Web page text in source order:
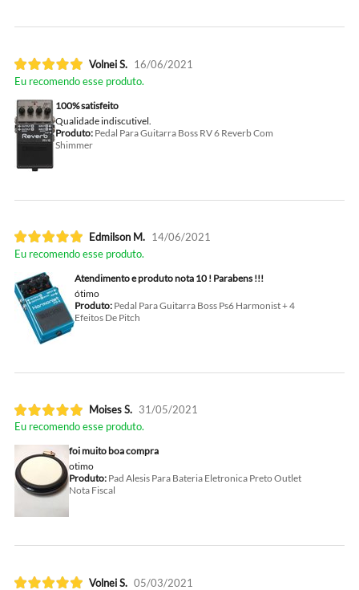
Volnei S. 16/06/2021
Eu recomendo esse produto.
100% satisfeito
Qualidade indiscutivel.
Produto:Pedal Para Guitarra Boss RV 6 Reverb Com
Shimmer
Edmilson M. 14/06/2021
Eu recomendo esse produto.
Atendimento e produto nota 10 ! Parabens !!!
ótimo
Produto:Pedal Para Guitarra Boss Ps6 Harmonist + 4
Efeitos De Pitch
Moises S. 31/05/2021
Eu recomendo esse produto.
foi muito boa compra
otimo
Produto:Pad Alesis Para Bateria Eletronica Preto Outlet
Nota Fiscal
Volnei S. 05/03/2021